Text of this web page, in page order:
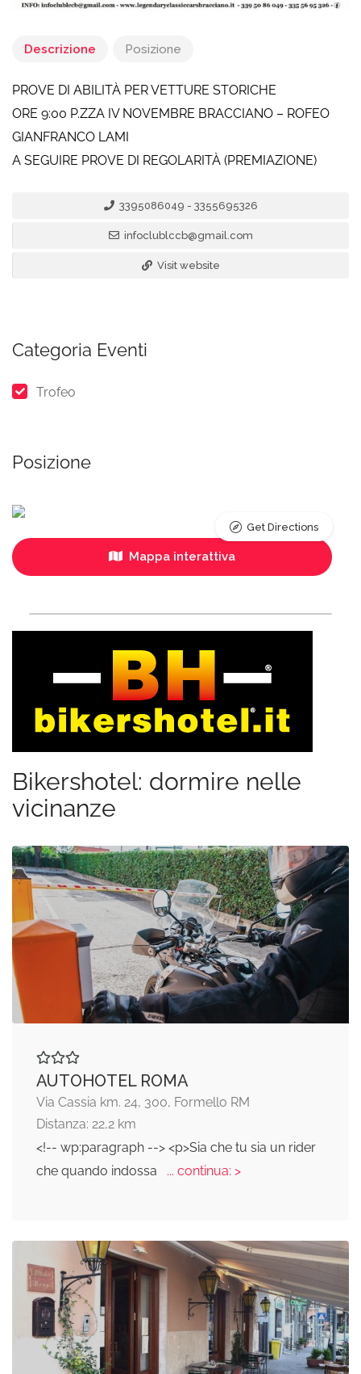
Descrizione Posizione
PROVE DI ABILITÀ PER VETTURE STORICHE
ORE 9:00 P.ZZA IV NOVEMBRE BRACCIANO – ROFEO
GIANFRANCO LAMI
A SEGUIRE PROVE DI REGOLARITÀ (PREMIAZIONE)
3395086049 - 3355695326
infoclublccb@gmail.com
Visit website
Categoria Eventi
Trofeo
Posizione
Mappa interattiva
Get Directions
Bikershotel: dormire nelle
vicinanze
AUTOHOTEL ROMA
Via Cassia km. 24, 300, Formello RM
Distanza: 22,2 km
<!-- wp:paragraph --> <p>Sia che tu sia un rider
che quando indossa
... continua: >